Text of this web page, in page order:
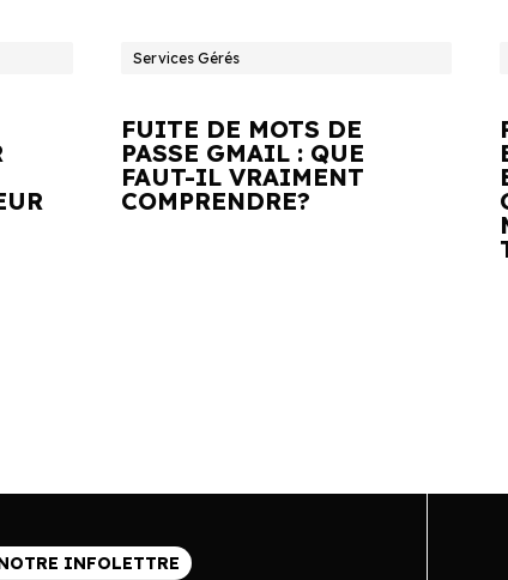
Services Gérés
FUITE DE MOTS DE
PASSE GMAIL : QUE
FAUT-IL VRAIMENT
COMPRENDRE?
INFOLETTRE